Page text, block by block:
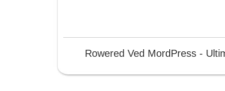
Rowered Ved MordPress -